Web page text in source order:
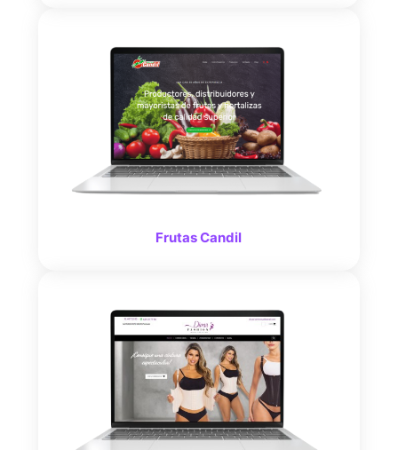
Frutas Candil